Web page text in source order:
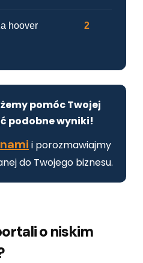
hoover 2
pomóc Twojej
podobne wyniki!
i porozmawiajmy
do Twojego biznesu.
o niskim